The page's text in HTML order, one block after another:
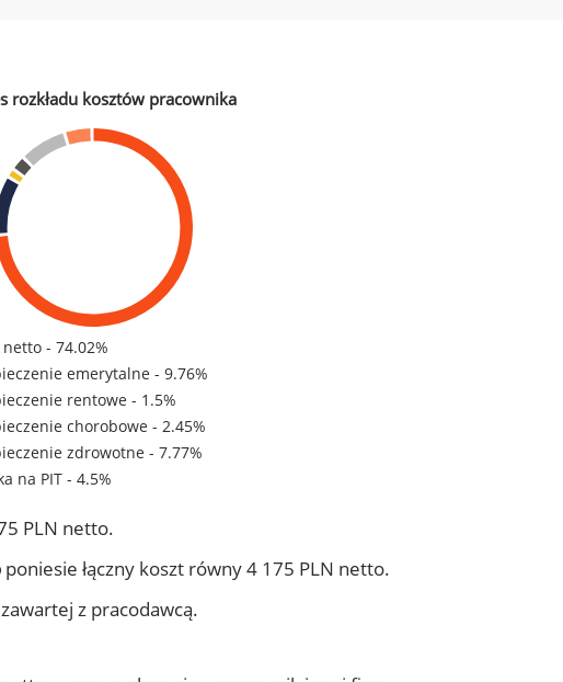
rozkładu kosztów pracownika
- 74.02%
emerytalne - 9.76%
rentowe - 1.5%
chorobowe - 2.45%
zdrowotne - 7.77%
na PIT - 4.5%
PLN netto.
poniesie łączny koszt równy 4 175 PLN netto.
z pracodawcą.